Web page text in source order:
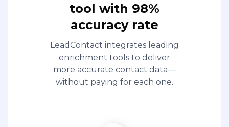
tool with 98%
accuracy rate
LeadContact integrates leading
enrichment tools to deliver
more accurate contact data—
without paying for each one.